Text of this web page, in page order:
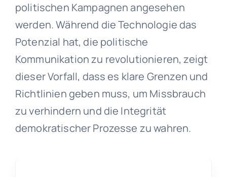
politischen Kampagnen angesehen
werden. Während die Technologie das
Potenzial hat, die politische
Kommunikation zu revolutionieren, zeigt
dieser Vorfall, dass es klare Grenzen und
Richtlinien geben muss, um Missbrauch
zu verhindern und die Integrität
demokratischer Prozesse zu wahren.